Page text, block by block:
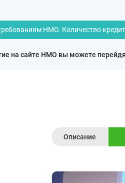
НМО. Количество
на сайте НМО вы можете
Описание